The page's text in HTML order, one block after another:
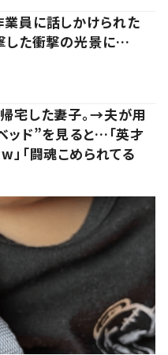
員に話しかけられた
した衝撃の光景に…
宅した妻子。→夫が用
ッド”を見ると…「英才
「闘魂こめられてる